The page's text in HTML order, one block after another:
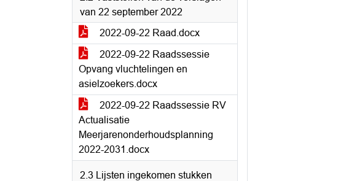
van 22 september 2022
2022-09-22 Raad.docx
2022-09-22 Raadssessie
Opvang vluchtelingen en
asielzoekers.docx
2022-09-22 Raadssessie RV
Actualisatie
Meerjarenonderhoudsplanning
2022-2031.docx
2.3 Lijsten ingekomen stukken